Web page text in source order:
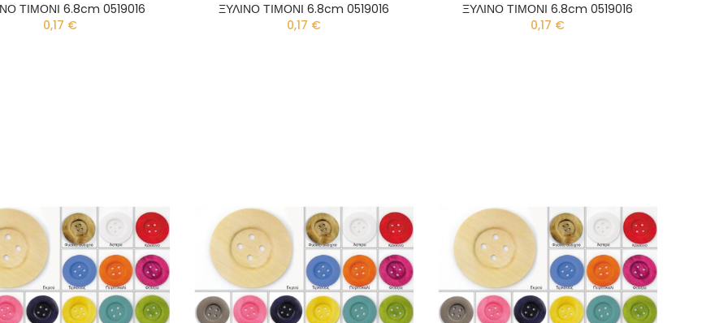
ΤΙΜΟΝΙ 6.8cm 0519016
0,17 €
ΞΥΛΙΝΟ ΤΙΜΟΝΙ 6.8cm 0519016
0,17 €
ΞΥΛΙΝΟ ΤΙΜΟΝΙ 6.8cm 0519016
0,17 €